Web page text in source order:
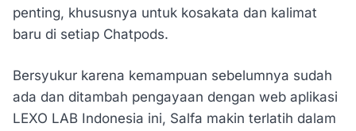
penting, khususnya untuk kosakata dan kalimat
baru di setiap Chatpods.
Bersyukur karena kemampuan sebelumnya sudah
ada dan ditambah pengayaan dengan web aplikasi
LEXO LAB Indonesia ini, Salfa makin terlatih dalam